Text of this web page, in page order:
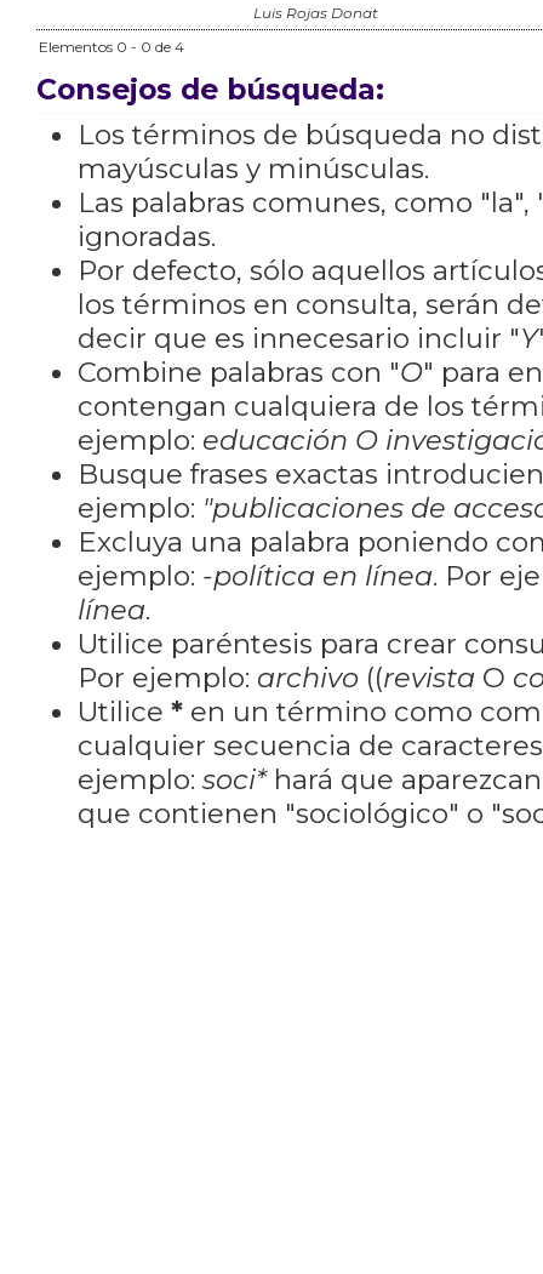
Luis Rojas Donat
Elementos 0 - 0 de 4
Consejos de búsqueda:
Los términos de búsqueda no
mayúsculas y minúsculas.
Las palabras comunes, como "la",
ignoradas.
Por defecto, sólo aquellos
los términos en consulta, serán
decir que es innecesario incluir "Y
Combine palabras con "O" para
contengan cualquiera de los
ejemplo: educación O
Busque frases exactas
ejemplo: "publicaciones de
Excluya una palabra poniendo
ejemplo: -política en línea. Por
línea.
Utilice paréntesis para crear
Por ejemplo: archivo ((revista O
Utilice *en un término como
cualquier secuencia de
ejemplo: soci*hará que
que contienen "sociológico" o